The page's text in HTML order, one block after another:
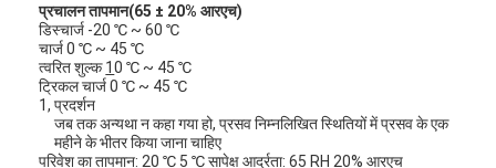
प्रचालन तापमान(65 ± 20% आरएच)
डिस्चार्ज -20 ℃ ~ 60 ℃
चार्ज 0 ℃ ~ 45 ℃
त्वरित शुल्क10 ℃ ~ 45 ℃
ट्रिकल चार्ज 0 ℃ ~ 45 ℃
1, प्रदर्शन
जब तक अन्यथा न कहा गया हो, प्रसव निम्नलिखित स्थितियों में प्रसव के एक
महीने के भीतर किया जाना चाहिए
परिवेश का तापमान: 20 ℃ 5 ℃ सापेक्ष आर्द्रता: 65 RH 20% आरएच